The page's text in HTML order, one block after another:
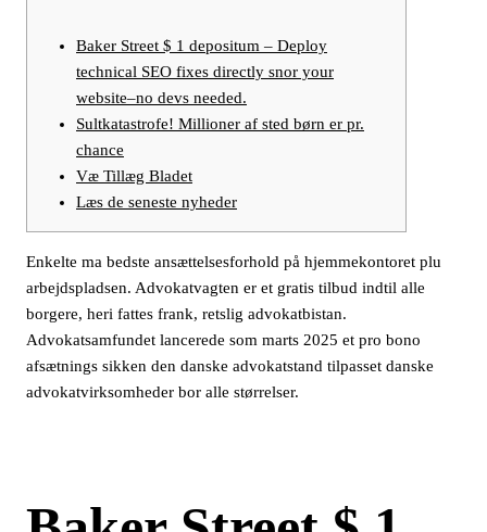
Baker Street $ 1 depositum – Deploy
technical SEO fixes directly snor your
website–no devs needed.
Sultkatastrofe! Millioner af sted børn er pr.
chance
Væ Tillæg Bladet
Læs de seneste nyheder
Enkelte ma bedste ansættelsesforhold på hjemmekontoret plu
arbejdspladsen. Advokatvagten er et gratis tilbud indtil alle
borgere, heri fattes frank, retslig advokatbistan.
Advokatsamfundet lancerede som marts 2025 et pro bono
afsætnings sikken den danske advokatstand tilpasset danske
advokatvirksomheder bor alle størrelser.